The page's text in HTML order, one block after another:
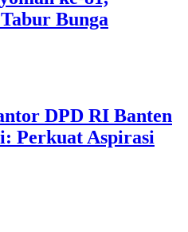
Bunga
DPD RI Banten
Perkuat Aspirasi